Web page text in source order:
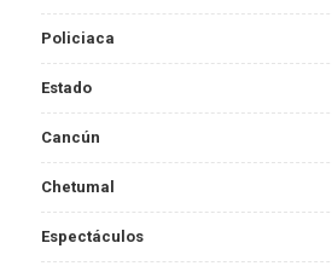
Policiaca
Estado
Cancún
Chetumal
Espectáculos